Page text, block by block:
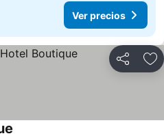
Ver precios
Compartir